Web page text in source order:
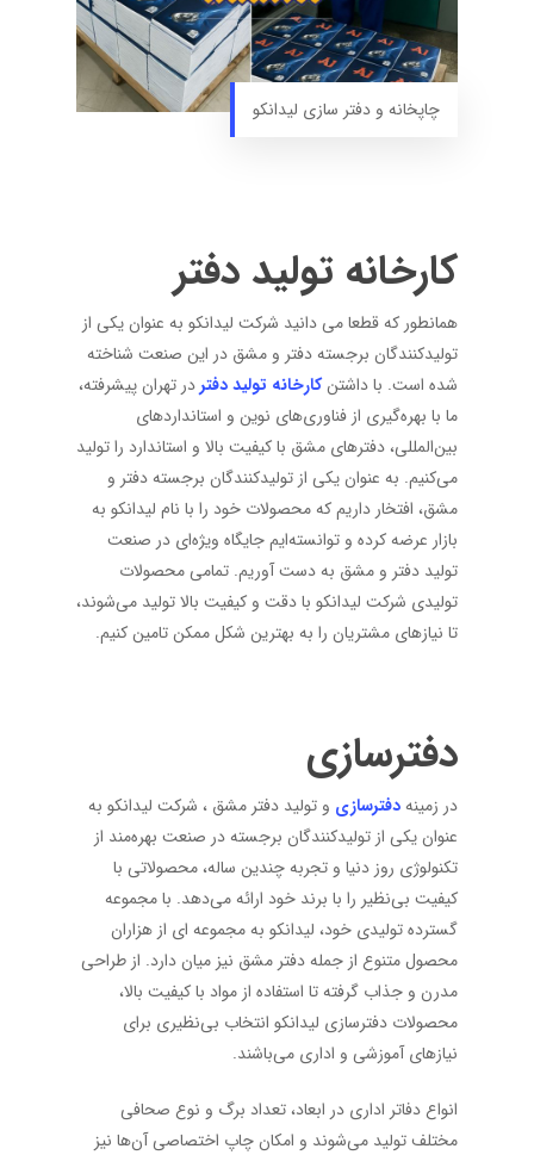
چاپخانه و دفتر سازی لیدانکو
کارخانه تولید دفتر
همانطور که قطعا می دانید شرکت لیدانکو به عنوان یکی از
تولیدکنندگان برجسته دفتر و مشق در این صنعت شناخته
شده است. با داشتنکارخانه تولید دفتردر تهران پیشرفته،
ما با بهره‌گیری از فناوری‌های نوین و استانداردهای
بین‌المللی، دفترهای مشق با کیفیت بالا و استاندارد را تولید
می‌کنیم. به عنوان یکی از تولیدکنندگان برجسته دفتر و
مشق، افتخار داریم که محصولات خود را با نام لیدانکو به
بازار عرضه کرده و توانسته‌ایم جایگاه ویژه‌ای در صنعت
تولید دفتر و مشق به دست آوریم. تمامی محصولات
تولیدی شرکت لیدانکو با دقت و کیفیت بالا تولید می‌شوند،
تا نیازهای مشتریان را به بهترین شکل ممکن تامین کنیم.
دفترسازی
در زمینهدفترسازی و تولید دفتر مشق ، شرکت لیدانکو به
عنوان یکی از تولیدکنندگان برجسته در صنعت بهره‌مند از
تکنولوژی روز دنیا و تجربه چندین ساله، محصولاتی با
کیفیت بی‌نظیر را با برند خود ارائه می‌دهد. با مجموعه
گسترده تولیدی خود، لیدانکو به مجموعه ای از هزاران
محصول متنوع از جمله دفتر مشق نیز میان دارد. از طراحی
مدرن و جذاب گرفته تا استفاده از مواد با کیفیت بالا،
محصولات دفترسازی لیدانکو انتخاب بی‌نظیری برای
نیازهای آموزشی و اداری می‌باشند.
انواع دفاتر اداری در ابعاد، تعداد برگ و نوع صحافی
مختلف تولید می‌شوند و امکان چاپ اختصاصی آن‌ها نیز